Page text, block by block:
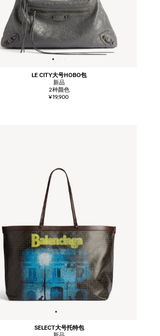
LE CITY大号HOBO包
新品
2种颜色
¥19,900
SELECT大号托特包